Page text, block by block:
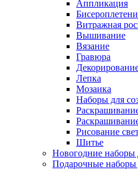
Аппликация
Витражная
Вышивание
Вязание
Гравюра
Лепка
Мозаика
Наборы для
Рисование
Шитье
Новогодние наборы
Подарочные наборы